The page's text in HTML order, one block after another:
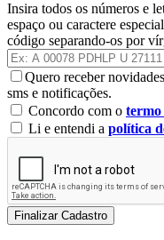
Insira todos os números e
espaço ou caractere
código separando-os por
Quero receber
sms e notificações.
Concordo com o termo
Li e entendi a política